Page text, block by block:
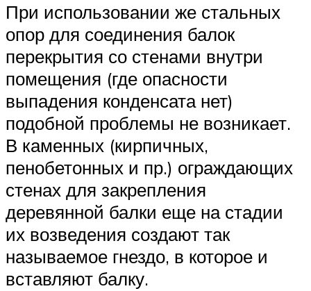
При использовании же стальных
опор для соединения балок
перекрытия со стенами внутри
помещения (где опасности
выпадения конденсата нет)
подобной проблемы не возникает.
В каменных (кирпичных,
пенобетонных и пр.) ограждающих
стенах для закрепления
деревянной балки еще на стадии
их возведения создают так
называемое гнездо, в которое и
вставляют балку.